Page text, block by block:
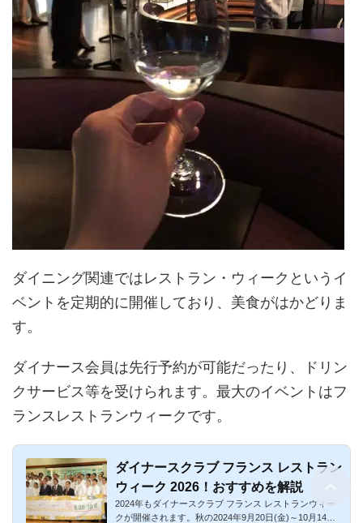
ダイニング関連ではレストラン・ウィークというイ
ベントを定期的に開催しており、美食がはかどりま
す。
ダイナース会員は先行予約が可能だったり、ドリン
クサービス等を受けられます。最大のイベントはフ
ランスレストランウィークです。
ダイナースクラブ フランス レストラン
ウィーク 2026！おすすめを解説
2024年もダイナースクラブ フランス レストランウィー
クが開催されます。秋の2024年9月20日(金)～10月14日